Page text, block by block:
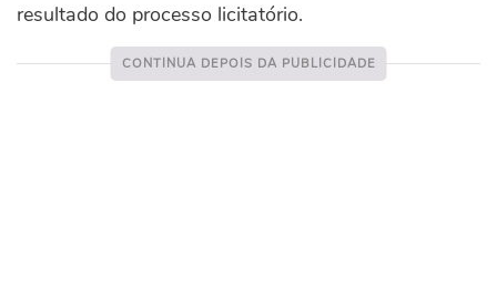
resultado do processo licitatório.